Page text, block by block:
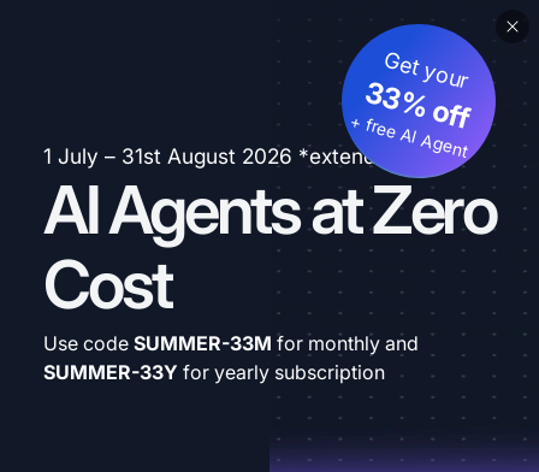
1 July – 31st August 2026 *extended
AI Agents at Zero
Cost
Get your
33% off
+ free AI Agent
Use code SUMMER-33M for monthly and
SUMMER-33Y for yearly subscription